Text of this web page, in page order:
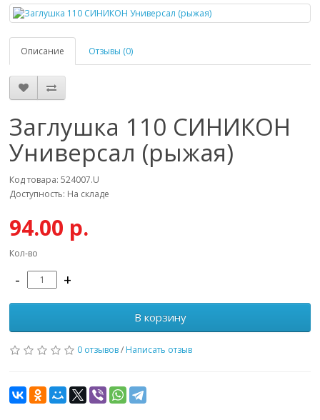
Описание Отзывы (0)
Заглушка 110 СИНИКОН
Универсал (рыжая)
Код товара: 524007.U
Доступность: На складе
94.00 р.
Кол-во
- +
В корзину
0 отзывов/ Написать отзыв